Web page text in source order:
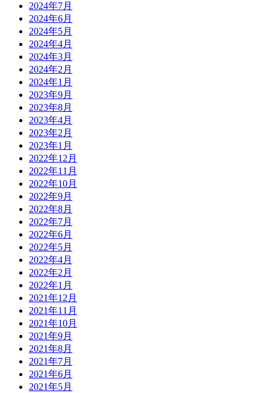
2024年7月
2024年6月
2024年5月
2024年4月
2024年3月
2024年2月
2024年1月
2023年9月
2023年8月
2023年4月
2023年2月
2023年1月
2022年12月
2022年11月
2022年10月
2022年9月
2022年8月
2022年7月
2022年6月
2022年5月
2022年4月
2022年2月
2022年1月
2021年12月
2021年11月
2021年10月
2021年9月
2021年8月
2021年7月
2021年6月
2021年5月